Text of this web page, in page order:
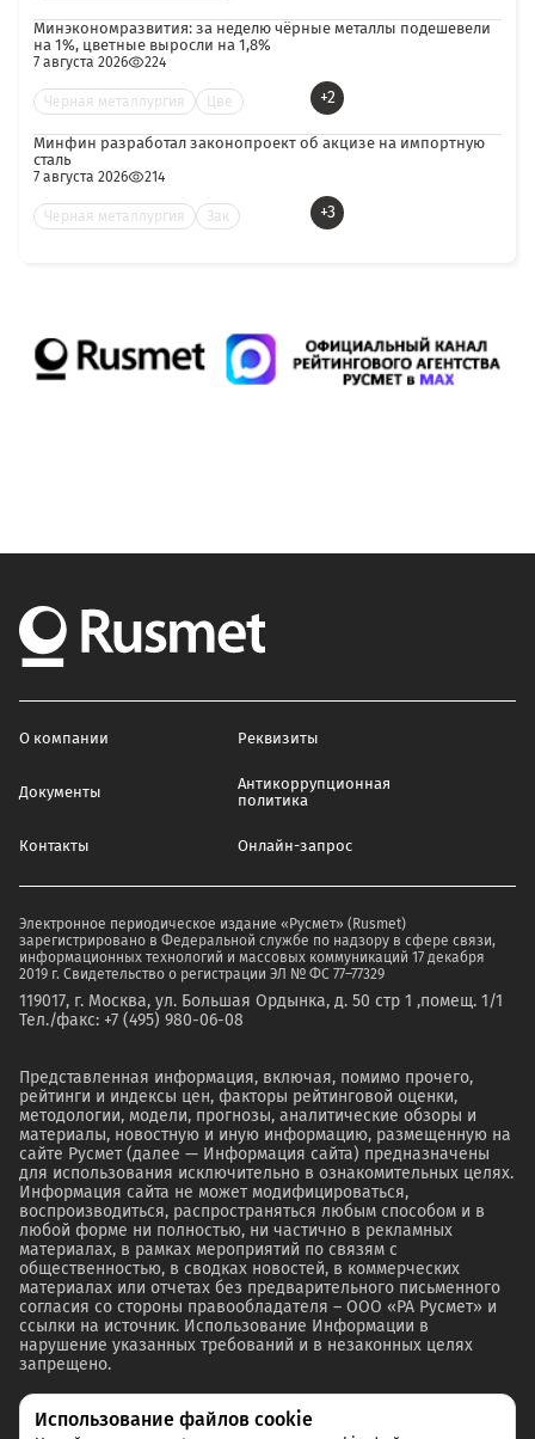
Минэкономразвития: за неделю чёрные металлы подешевели
на 1%, цветные выросли на 1,8%
7 августа 2026 224
Черная металлургия Цве +2
Минфин разработал законопроект об акцизе на импортную
сталь
7 августа 2026 214
Черная металлургия Зак +3
О компании Реквизиты
Документы
Антикоррупционная
политика
Контакты Онлайн-запрос
Электронное периодическое издание «Русмет» (Rusmet)
зарегистрировано в Федеральной службе по надзору в сфере связи,
информационных технологий и массовых коммуникаций 17 декабря
2019 г. Свидетельство о регистрации ЭЛ № ФС 77–77329
119017, г. Москва, ул. Большая Ордынка, д. 50 стр 1 ,помещ. 1/1
Тел./факс: +7 (495) 980-06-08
Представленная информация, включая, помимо прочего,
рейтинги и индексы цен, факторы рейтинговой оценки,
методологии, модели, прогнозы, аналитические обзоры и
материалы, новостную и иную информацию, размещенную на
сайте Русмет (далее — Информация сайта) предназначены
для использования исключительно в ознакомительных целях.
Информация сайта не может модифицироваться,
воспроизводиться, распространяться любым способом и в
любой форме ни полностью, ни частично в рекламных
материалах, в рамках мероприятий по связям с
общественностью, в сводках новостей, в коммерческих
материалах или отчетах без предварительного письменного
согласия со стороны правообладателя – ООО «РА Русмет» и
ссылки на источник. Использование Информации в
нарушение указанных требований и в незаконных целях
запрещено.
Использование файлов cookie